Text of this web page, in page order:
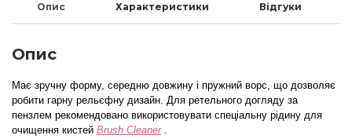
Блискітки для нігтів
Меланж (цукровий ефект)
Каміфубукі (конфетті)
Опис Характеристики Відгуки
Опис
Має зручну форму, середню довжину і пружний ворс, що дозволяє
робити гарну рельєфну дизайн. Для ретельного догляду за
пензлем рекомендовано використовувати спеціальну рідину для
очищення кистей Brush Cleaner.